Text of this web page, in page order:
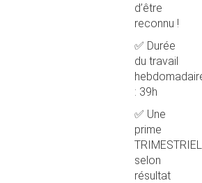
d’être
reconnu !
✅ Durée
du travail
: 39h
✅ Une
prime
selon
résultat